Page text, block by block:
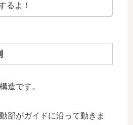
るよ！
造です。
部がガイドに沿って動きま